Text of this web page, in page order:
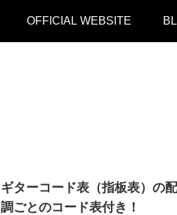
OFFICIAL WEBSITE
ギターコード表（指板表）の
調ごとのコード表付き！